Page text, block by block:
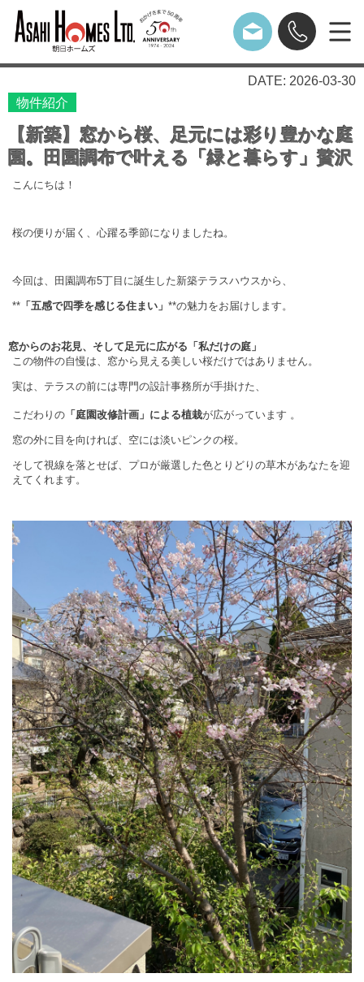
DATE: 2026-03-30
物件紹介
【新築】窓から桜、足元には彩り豊かな庭
園。田園調布で叶える「緑と暮らす」贅沢
こんにちは！
桜の便りが届く、心躍る季節になりましたね。
今回は、田園調布5丁目に誕生した新築テラスハウスから、
** 「五感で四季を感じる住まい」 **の魅力をお届けします。
窓からのお花見、そして足元に広がる 「私だけの庭」
この物件の自慢は、窓から見える美しい桜だけではありません。
実は、テラスの前には専門の設計事務所が手掛けた、
こだわりの 「庭園改修計画」による植栽が広がっています 。
窓の外に目を向ければ、空には淡いピンクの桜。
そして視線を落とせば、プロが厳選した色とりどりの草木があなたを迎
えてくれます。